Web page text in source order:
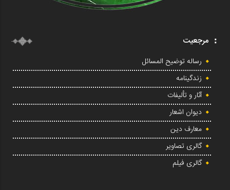
مرجعیت
رساله توضیح المسائل
زندگینامه
آثار و تألیفات
دیوان اشعار
معارف دین
گالری تصاویر
گالری فیلم